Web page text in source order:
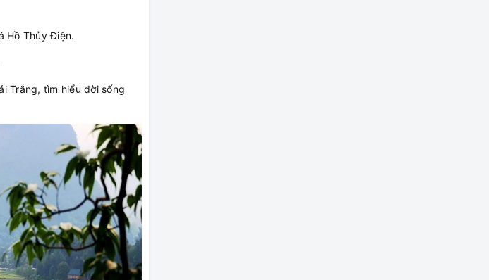
Hồ Thủy Điện.
Trắng, tìm hiểu đời sống